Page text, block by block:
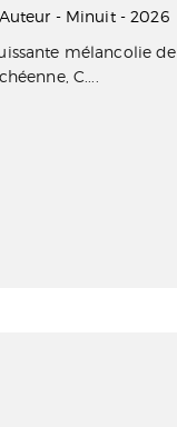
Auteur - Minuit - 2026
mélancolie de
C....